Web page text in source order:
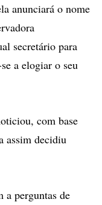
anunciará o nome
secretário para
a elogiar o seu
com base
assim decidiu
a perguntas de